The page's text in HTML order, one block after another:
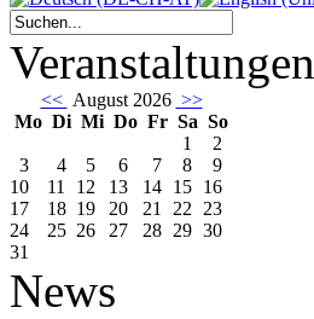
Veranstaltungen
<< August 2026 >>
Mo Di Mi Do Fr Sa So
1
2
3
4 5 6 7 8
9
10
11 12 13 14 15 16
17
18 19 20 21 22 23
24
25 26 27 28 29 30
31
News